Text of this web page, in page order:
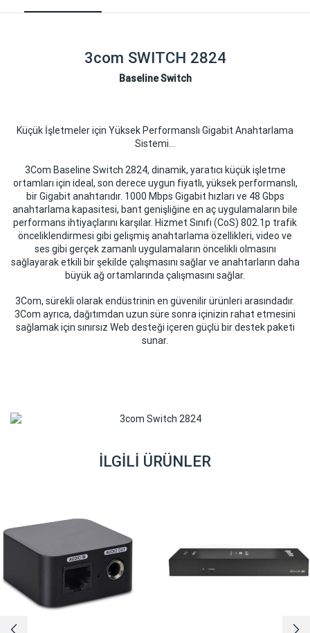
3com SWITCH 2824
Baseline Switch
Küçük İşletmeler için Yüksek Performanslı Gigabit Anahtarlama
Sistemi…
3Com Baseline Switch 2824, dinamik, yaratıcı küçük işletme
ortamları için ideal, son derece uygun fiyatlı, yüksek performanslı,
bir Gigabit anahtarıdır. 1000 Mbps Gigabit hızları ve 48 Gbps
anahtarlama kapasitesi, bant genişliğine en aç uygulamaların bile
performans ihtiyaçlarını karşılar. Hizmet Sınıfı (CoS) 802.1p trafik
önceliklendirmesi gibi gelişmiş anahtarlama özellikleri, video ve
ses gibi gerçek zamanlı uygulamaların öncelikli olmasını
sağlayarak etkili bir şekilde çalışmasını sağlar ve anahtarların daha
büyük ağ ortamlarında çalışmasını sağlar.
3Com, sürekli olarak endüstrinin en güvenilir ürünleri arasındadır.
3Com ayrıca, dağıtımdan uzun süre sonra içinizin rahat etmesini
sağlamak için sınırsız Web desteği içeren güçlü bir destek paketi
sunar.
İLGILI ÜRÜNLER